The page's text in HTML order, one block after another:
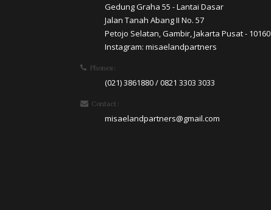
Gedung Graha 55 - Lantai Dasar
Jalan Tanah Abang II No. 57
Petojo Selatan, Gambir, Jakarta Pusat - 10160
Instagram: misaelandpartners
Phones :
(021) 3861880 / 0821 3303 3033
Contact :
misaelandpartners@gmail.com